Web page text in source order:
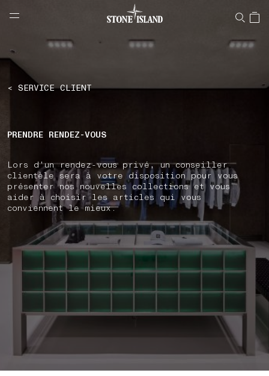
NAVIGATION.ARIA.GOTOMAINCONTENT
LABEL.SHOPPINGCOUNTRY SUISSE
< SERVICE CLIENT
PRENDRE RENDEZ-VOUS
Lors d'un rendez-vous privé, un conseiller
clientèle sera à votre disposition pour vous
présenter nos nouvelles collections et vous
aider à choisir les articles qui vous
conviennent le mieux.